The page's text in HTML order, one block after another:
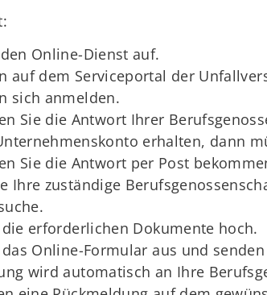
Online-Dienst auf.
auf dem Serviceportal der
sich anmelden.
Sie die Antwort Ihrer
erhalten, dann
Sie die Antwort per Post
Ihre zuständige
die erforderlichen Dokumente hoch.
Online-Formular aus und senden
wird automatisch an Ihre